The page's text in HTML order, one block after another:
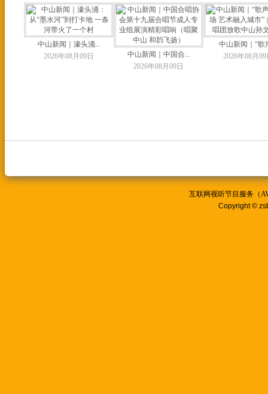
中山新闻｜濠头涌...
2026年08月09日
中山新闻｜中国合...
2026年08月09日
中山新闻｜“歌
2026年08月09
互联网视听节目服务（
Copyright ©